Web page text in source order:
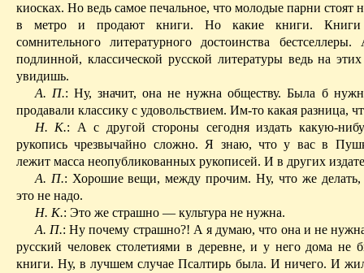
киосках. Но ведь самое печальное, что молодые парни стоят
в метро и продают книги. Но какие книги. Книги
сомнительного литературного достоинства
подлинной, классической русской литературы ведь на
увидишь.
А. П.: Ну, значит, она не нужна обществу. Была б
продавали классику с удовольствием. Им-то какая разница,
Н. К.: А с другой стороны сегодня издать какую-
рукопись чрезвычайно сложно. Я знаю, что у вас в
лежит масса неопубликованных рукописей. И в других
А. П.: Хорошие вещи, между прочим. Ну, что же делать,
это не надо.
Н. К.: Это же страшно — культура не нужна.
А. П.: Ну почему страшно?! А я думаю, что она и не
русский человек столетиями в деревне, и у него дома не
книги. Ну, в лучшем случае Псалтирь была. И ничего. И